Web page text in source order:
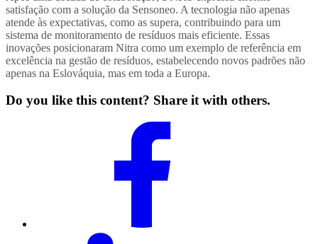
satisfação com a solução da Sensoneo. A tecnologia não apenas
atende às expectativas, como as supera, contribuindo para um
sistema de monitoramento de resíduos mais eficiente. Essas
inovações posicionaram Nitra como um exemplo de referência em
excelência na gestão de resíduos, estabelecendo novos padrões não
apenas na Eslováquia, mas em toda a Europa.
Do you like this content? Share it with others.